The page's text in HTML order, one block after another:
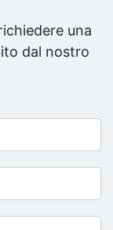
una
dal nostro